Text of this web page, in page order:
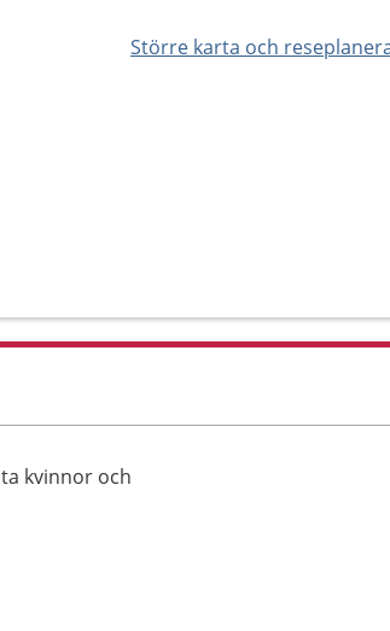
Större karta och
kvinnor och